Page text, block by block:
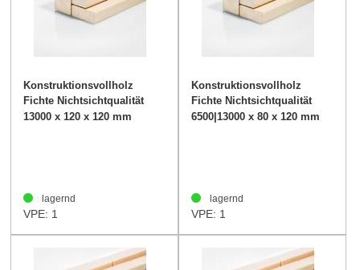
Konstruktionsvollholz
Fichte Nichtsichtqualität
120/120mm
13000 x 120 x 120 mm
lagernd
VPE: 1
Konstruktionsvollholz
Fichte Nichtsichtqualität
80/120mm
6500|13000 x 80 x 120 mm
lagernd
VPE: 1